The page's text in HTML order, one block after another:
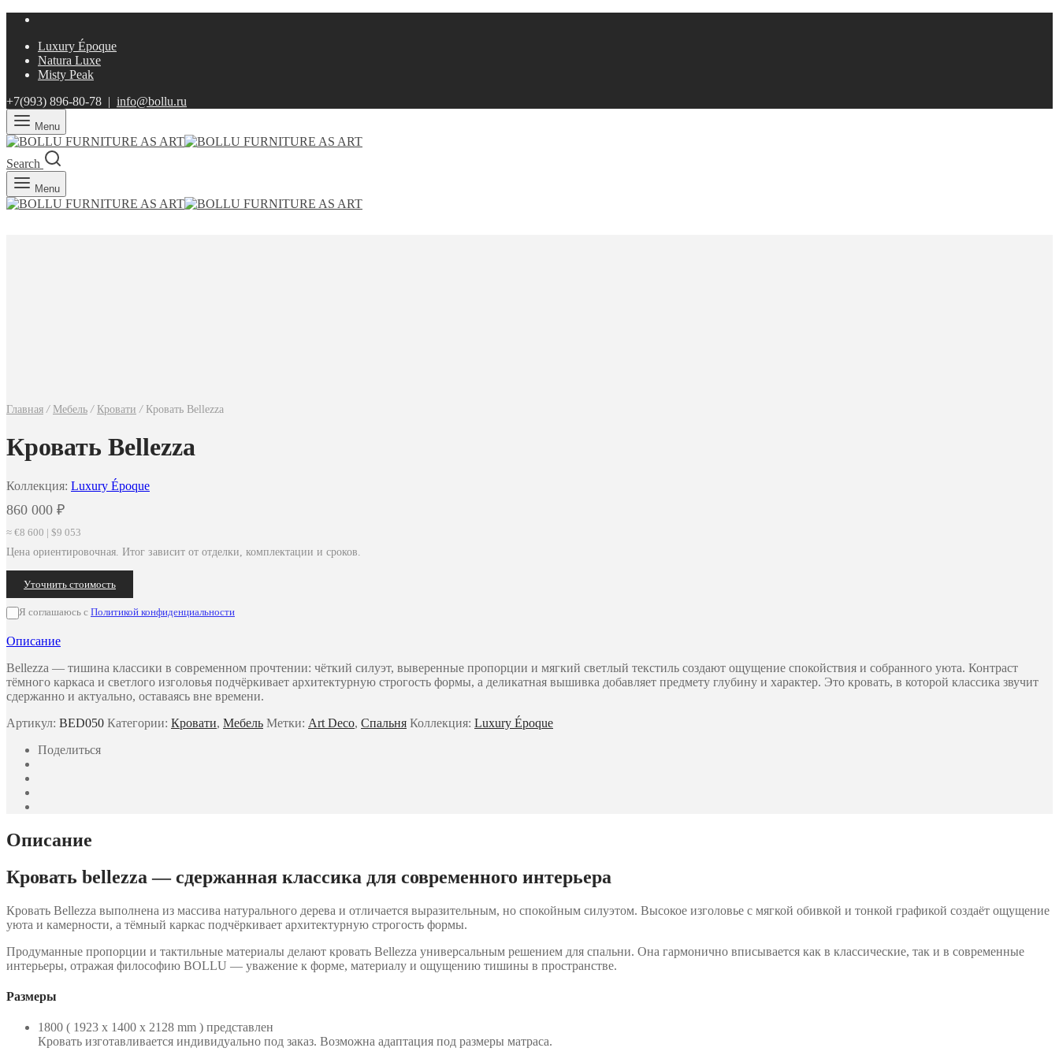
Luxury Époque
Natura Luxe
Misty Peak
+7(993) 896-80-78 | info@bollu.ru
Menu
Search
Menu
Главная / Мебель / Кровати /Кровать Bellezza
Кровать Bellezza
Коллекция: Luxury Époque
860 000 ₽
≈ €8 600 | $9 053
Цена ориентировочная. Итог зависит от отделки, комплектации и сроков.
Уточнить стоимость
Я соглашаюсь с Политикой конфиденциальности
Описание
Bellezza — тишина классики в современном прочтении: чёткий силуэт, выверенные пропорции и мягкий светлый текстиль создают ощущение спокойствия и собранного уюта. Контраст
тёмного каркаса и светлого изголовья подчёркивает архитектурную строгость формы, а деликатная вышивка добавляет предмету глубину и характер. Это кровать, в которой классика звучит
сдержанно и актуально, оставаясь вне времени.
Артикул: BED050 Категории: Кровати, Мебель Метки: Art Deco, Спальня Коллекция: Luxury Époque
Поделиться
Описание
Кровать bellezza — сдержанная классика для современного интерьера
Кровать Bellezza выполнена из массива натурального дерева и отличается выразительным, но спокойным силуэтом. Высокое изголовье с мягкой обивкой и тонкой графикой создаёт ощущение
уюта и камерности, а тёмный каркас подчёркивает архитектурную строгость формы.
Продуманные пропорции и тактильные материалы делают кровать Bellezza универсальным решением для спальни. Она гармонично вписывается как в классические, так и в современные
интерьеры, отражая философию BOLLU — уважение к форме, материалу и ощущению тишины в пространстве.
Размеры
1800 ( 1923 x 1400 x 2128 mm ) представлен
Кровать изготавливается индивидуально под заказ. Возможна адаптация под размеры матраса.